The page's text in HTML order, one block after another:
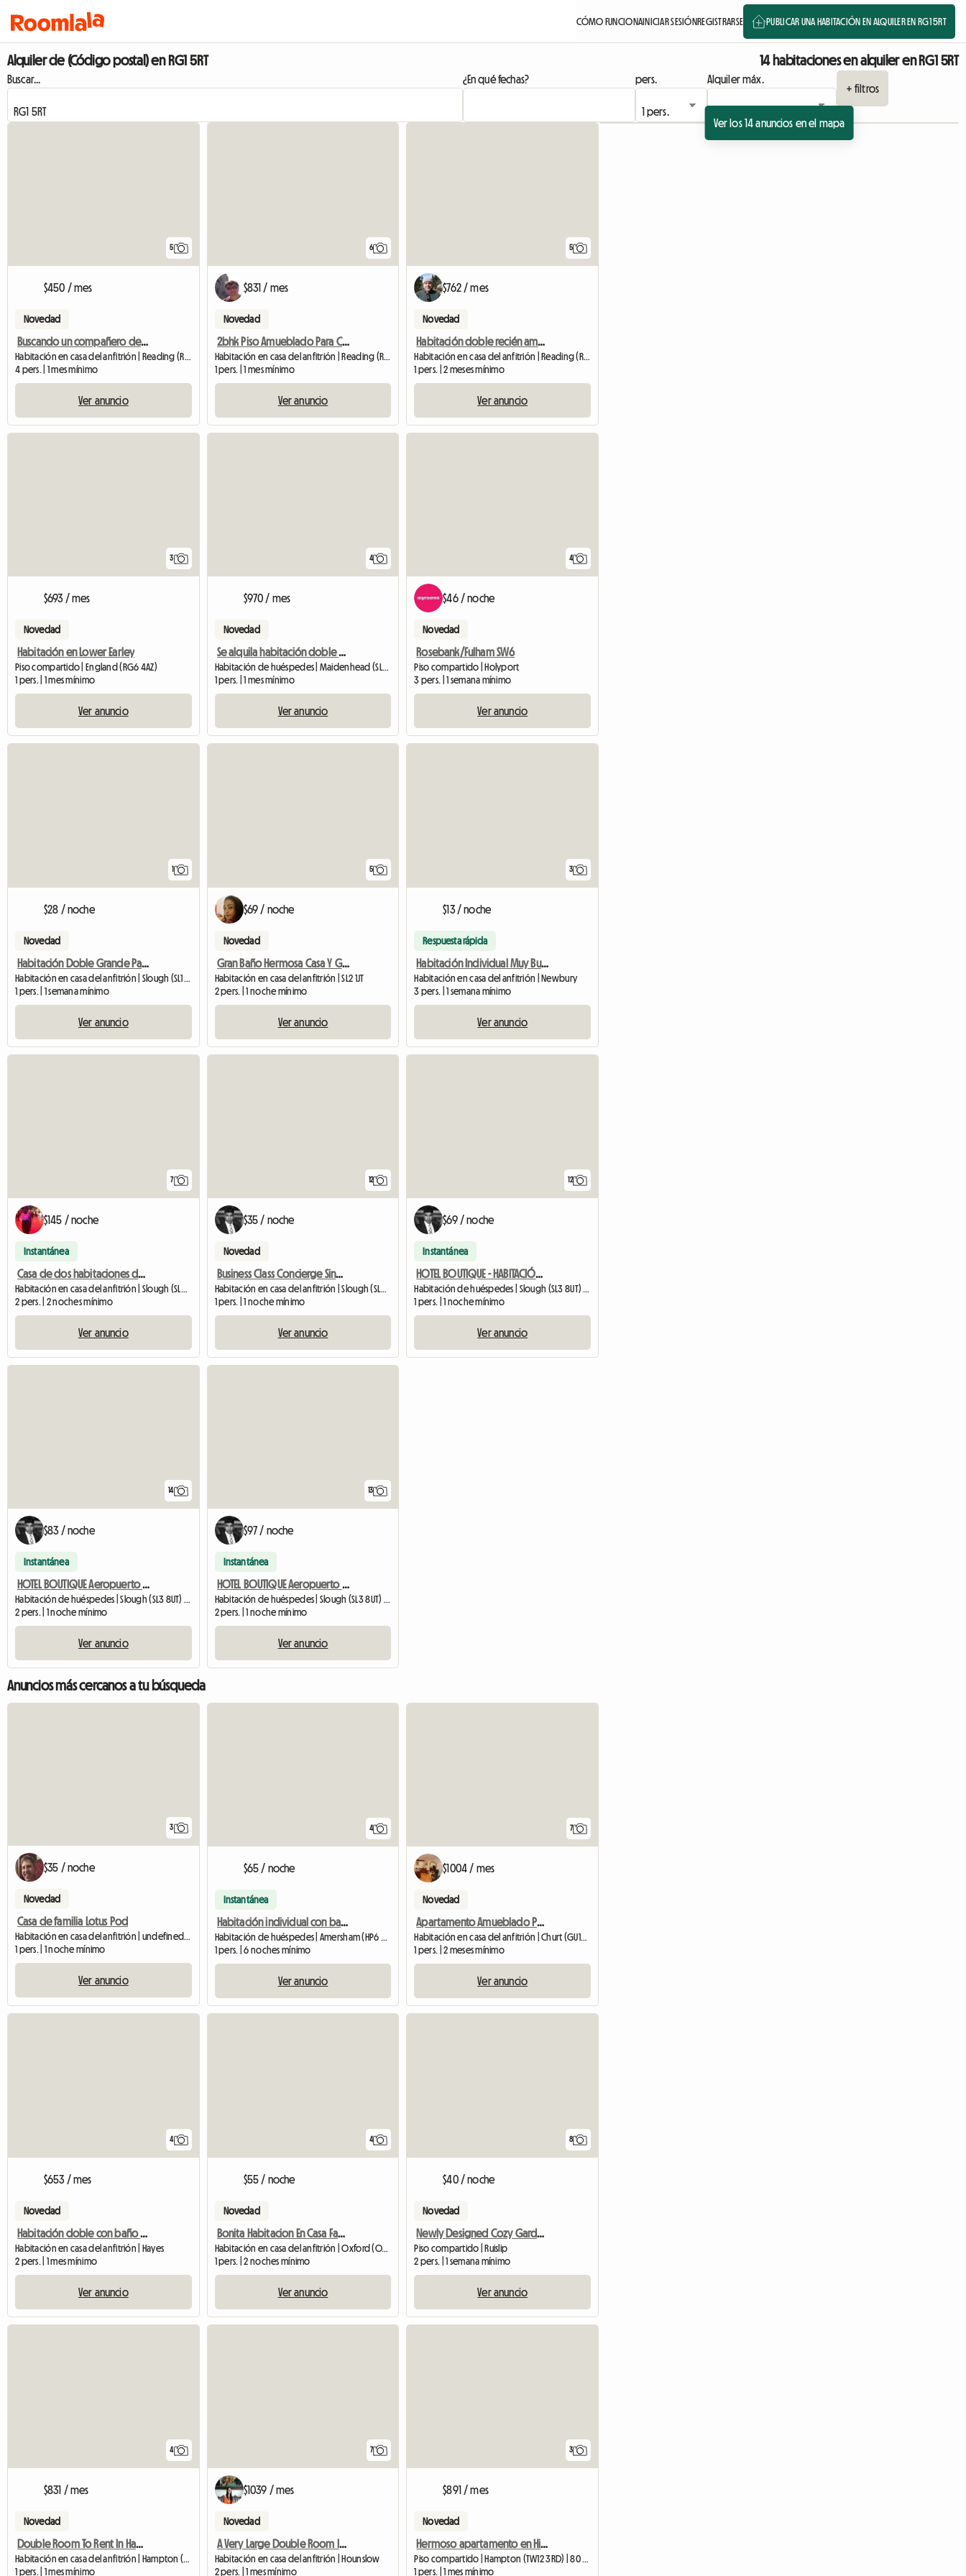
CÓMO FUNCIONAINICIAR SESIÓNREGISTRARSE PUBLICAR UNA HABITACIÓN EN ALQUILER EN RG1 5RT
Alquiler de (Código postal) en RG1 5RT 14 habitaciones en alquiler en RG1 5RT
Buscar... ¿En qué fechas? pers.
Alquiler máx.
+ filtros
Ver los 14 anuncios en el mapa
5
$450 / mes
Novedad
Buscando un compañero de piso
Habitación en casa del anfitrión | Reading (RG2 0EL)
4 pers. | 1 mes mínimo
Ver anuncio
6
$831 / mes
Novedad
2bhk Piso Amueblado Para Compartir Lectura, Reino Unido
Habitación en casa del anfitrión | Reading (RG1 7DD)
1 pers. | 1 mes mínimo
Ver anuncio
5
$762 / mes
Novedad
Habitación doble recién amueblada
Habitación en casa del anfitrión | Reading (RG2 7RP)
1 pers. | 2 meses mínimo
Ver anuncio
3
$693 / mes
Novedad
Habitación en Lower Earley
Piso compartido | England (RG6 4AZ)
1 pers. | 1 mes mínimo
Ver anuncio
4
$970 / mes
Novedad
Se alquila habitación doble para mujer
Habitación de huéspedes | Maidenhead (SL6 3XU) | 20 M2
1 pers. | 1 mes mínimo
Ver anuncio
4
$46 / noche
Novedad
Rosebank/Fulham SW6
Piso compartido | Holyport
3 pers. | 1 semana mínimo
Ver anuncio
1
$28 / noche
Novedad
Habitación Doble Grande Para Alquilar
1 pers. | 1 semana mínimo
Ver anuncio
5
$69 / noche
Novedad
Gran Baño Hermosa Casa Y Gente
Habitación en casa del anfitrión | SL2 1JT
2 pers. | 1 noche mínimo
Ver anuncio
3
$13 / noche
Respuesta rápida
Habitación Individual Muy Buen Tamaño Cerca De Newbury
Habitación en casa del anfitrión | Newbury
3 pers. | 1 semana mínimo
Ver anuncio
7
$145 / noche
Instantánea
Casa de dos habitaciones dobles con dos baños, acceso propio al jardín.
Habitación en casa del anfitrión | Slough (SL3 7GY) | 20 M2
2 pers. | 2 noches mínimo
Ver anuncio
12
$35 / noche
Novedad
Business Class Concierge Single Room - House Hotel Room With
Habitación en casa del anfitrión | Slough (SL3 8UT)
1 pers. | 1 noche mínimo
Ver anuncio
12
$69 / noche
Instantánea
HOTEL BOUTIQUE - HABITACIÓN INDIVIDUAL ESTACIONAMIENTO GRATUITO
Habitación de huéspedes | Slough (SL3 8UT) | 25 M2
1 pers. | 1 noche mínimo
Ver anuncio
14
$83 / noche
Instantánea
HOTEL BOUTIQUE Aeropuerto de Heathrow - HABITACIÓN DOBLE PARKING GRATUITO
Habitación de huéspedes | Slough (SL3 8UT) | 25 M2
2 pers. | 1 noche mínimo
Ver anuncio
13
$97 / noche
Instantánea
HOTEL BOUTIQUE Aeropuerto de Heathrow Habitación Doble Ejecutiva PARKING GRATUITO
Habitación de huéspedes | Slough (SL3 8UT) | 25 M2
2 pers. | 1 noche mínimo
Ver anuncio
Anuncios más cercanos a tu búsqueda
3
$35 / noche
Novedad
Casa de familia Lotus Pod
Habitación en casa del anfitrión | undefined (GU22 9BQ)
1 pers. | 1 noche mínimo
Ver anuncio
4
$65 / noche
Instantánea
Habitación individual con baño privado y calefacción por suelo radiante -nueva
Habitación de huéspedes | Amersham (HP6 6NP) | 10 M2
1 pers. | 6 noches mínimo
Ver anuncio
7
$1004 / mes
Novedad
Apartamento Amueblado Para Alquilar Cerca De Farnham
Habitación en casa del anfitrión | Churt (GU10 2JN)
1 pers. | 2 meses mínimo
Ver anuncio
4
$653 / mes
Novedad
Habitación doble con baño privado
Habitación en casa del anfitrión | Hayes
2 pers. | 1 mes mínimo
Ver anuncio
4
$55 / noche
Novedad
Bonita Habitacion En Casa Familiar
Habitación en casa del anfitrión | Oxford (OX1 4QB)
1 pers. | 2 noches mínimo
Ver anuncio
8
$40 / noche
Novedad
Newly Designed Cozy Garden Room
Piso compartido | Ruislip
2 pers. | 1 semana mínimo
Ver anuncio
4
$831 / mes
Novedad
Double Room To Rent In Hampton Middlesex
Habitación en casa del anfitrión | Hampton (TW12 3NZ)
1 pers. | 1 mes mínimo
7
$1039 / mes
Novedad
A Very Large Double Room In A Flat, Well Furnished.
Habitación en casa del anfitrión | Hounslow
2 pers. | 1 mes mínimo
3
$891 / mes
Novedad
Hermoso apartamento en Highgate, con una señora.
Piso compartido | Hampton (TW12 3RD) | 80 M2
1 pers. | 1 mes mínimo